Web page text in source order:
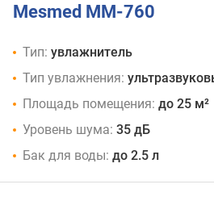
Mesmed MM-760
Тип: увлажнитель
Тип увлажнения:
Площадь помещения: до 25 м²
Уровень шума: 35 дБ
Бак для воды: до 2.5 л